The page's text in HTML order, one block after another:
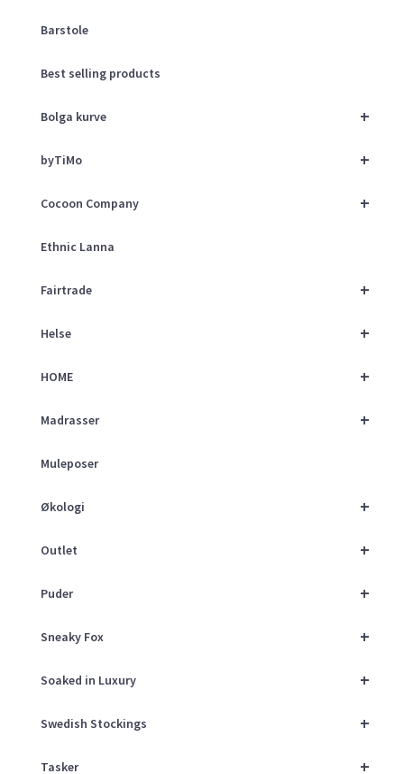
Barstole
Best selling products
+
Bolga kurve
+
byTiMo
+
Cocoon Company
Ethnic Lanna
+
Fairtrade
+
Helse
+
HOME
+
Madrasser
Muleposer
+
Økologi
+
Outlet
+
Puder
+
Sneaky Fox
+
Soaked in Luxury
+
Swedish Stockings
+
Tasker